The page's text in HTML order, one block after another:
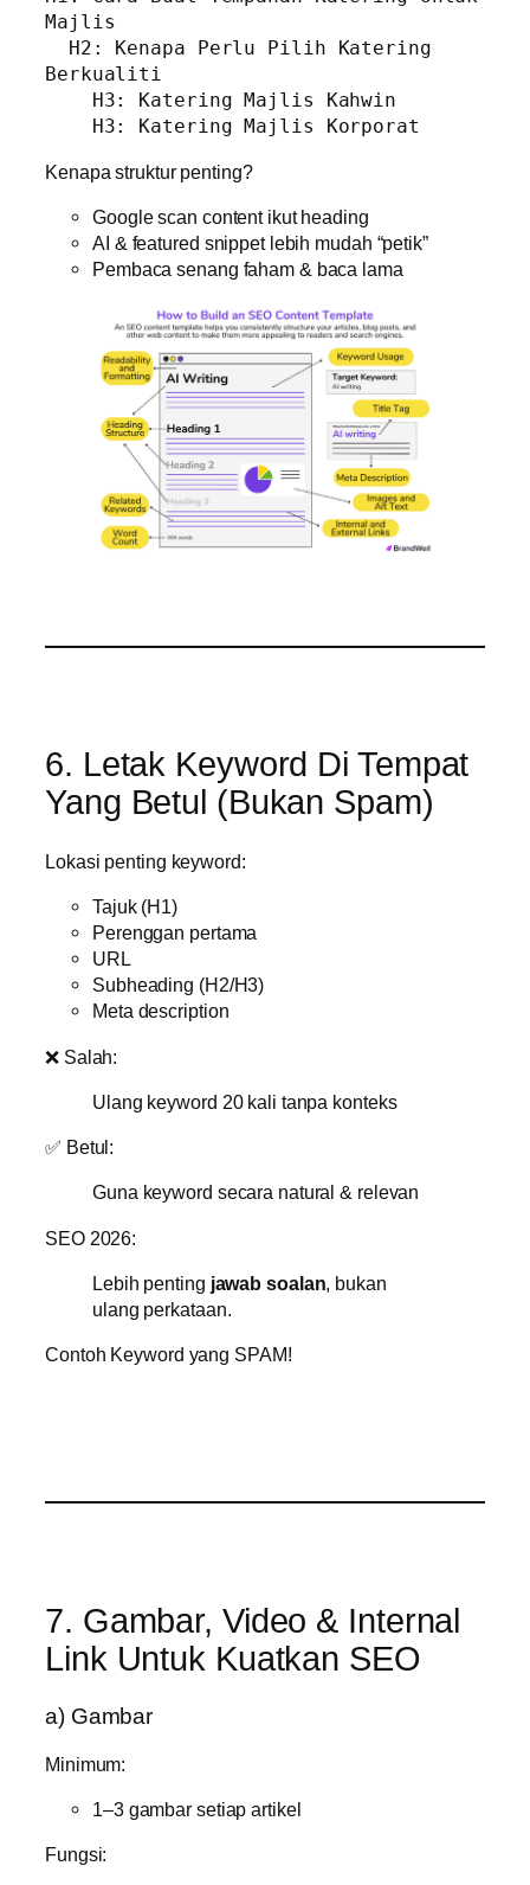
Majlis
Berkualiti
Kenapa struktur penting?
Google scan content ikut heading
AI & featured snippet lebih mudah “petik”
Pembaca senang faham & baca lama
6. Letak Keyword Di Tempat
Yang Betul (Bukan Spam)
Lokasi penting keyword:
Tajuk (H1)
Perenggan pertama
URL
Subheading (H2/H3)
Meta description
❌ Salah:
Ulang keyword 20 kali tanpa konteks
✅ Betul:
Guna keyword secara natural & relevan
SEO 2026:
Lebih penting jawab soalan, bukan
ulang perkataan.
Contoh Keyword yang SPAM!
7. Gambar, Video & Internal
Link Untuk Kuatkan SEO
a) Gambar
Minimum:
1–3 gambar setiap artikel
Fungsi: